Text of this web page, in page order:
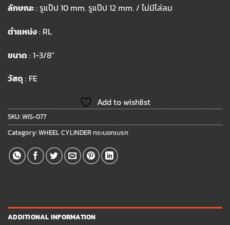
ลักษณะ: รูแป๊ป 10 mm. รูแป๊ป 12 mm. / ไม่มีไล่ลม
ตำแหน่ง: RL
ขนาด : 1-3/8″
วัสดุ : FE
Add to wishlist
SKU:WIS-077
Category:WHEEL CYLINDER กระบอกเบรก
ADDITIONAL INFORMATION